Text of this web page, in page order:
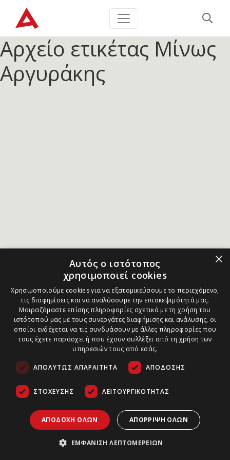
Αρχείο ετικέτας Μίνως
Αργυράκης
×
Αυτός ο ιστότοπος
χρησιμοποιεί cookies
Χρησιμοποιούμε cookies για να εξατομικεύσουμε το περιεχόμενο,
τις διαφημίσεις και να αναλύσουμε την επισκεψιμότητά μας.
Μοιραζόμαστε επίσης πληροφορίες σχετικά με τη χρήση του
ιστότοπού μας με τους συνεργάτες διαφήμισης και ανάλυσης, οι
οποίοι ενδέχεται να τις συνδυάσουν με άλλες πληροφορίες που
τους έχετε παράσχει ή που έχουν συλλέξει από τη χρήση των
υπηρεσιών τους από εσάς.
ΑΠΟΛΎΤΩΣ ΑΠΑΡΑΊΤΗΤΑ ΑΠΌΔΟΣΗΣ
ΣΤΌΧΕΥΣΗΣ ΛΕΙΤΟΥΡΓΙΚΌΤΗΤΑΣ
ΑΠΟΔΟΧΉ ΌΛΩΝ ΑΠΌΡΡΙΨΗ ΌΛΩΝ
ΕΜΦΆΝΙΣΗ ΛΕΠΤΟΜΕΡΕΙΏΝ